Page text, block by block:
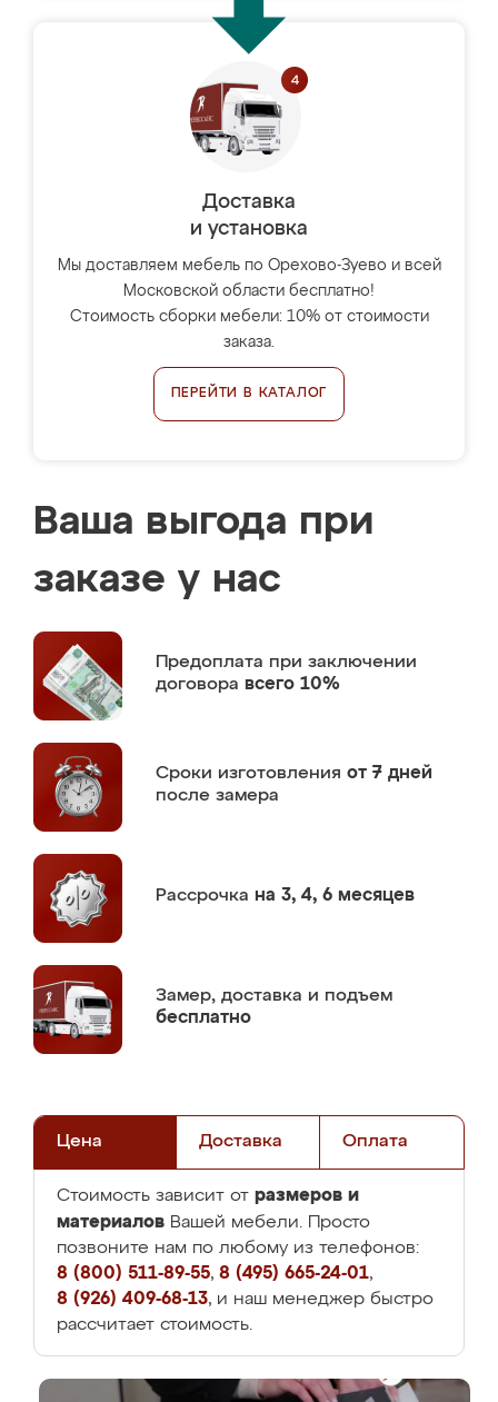
Доставка
и установка
Мы доставляем мебель по Орехово-Зуево и всей
Московской области бесплатно!
Стоимость сборки мебели: 10% от стоимости
заказа.
ПЕРЕЙТИ В КАТАЛОГ
Ваша выгода при
заказе у нас
Предоплата при заключении
договора всего 10%
Сроки изготовления от 7 дней
после замера
Рассрочка на 3, 4, 6 месяцев
Замер, доставка и подъем
бесплатно
Цена Доставка Оплата
Стоимость зависит от размеров и
материалов Вашей мебели. Просто
позвоните нам по любому из телефонов:
8 (800) 511-89-55, 8 (495) 665-24-01,
8 (926) 409-68-13, и наш менеджер быстро
рассчитает стоимость.